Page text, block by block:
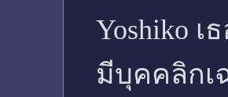
Yoshiko
มีบุคคลิกเ